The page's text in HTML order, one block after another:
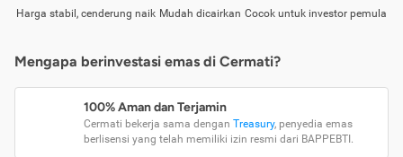
Harga stabil, cenderung naik Mudah dicairkan Cocok untuk investor pemula
Mengapa berinvestasi emas di Cermati?
100% Aman dan Terjamin
Cermati bekerja sama dengan Treasury, penyedia emas
berlisensi yang telah memiliki izin resmi dari BAPPEBTI.